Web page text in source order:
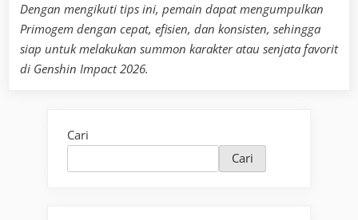
Dengan mengikuti tips ini, pemain dapat mengumpulkan
Primogem dengan cepat, efisien, dan konsisten, sehingga
siap untuk melakukan summon karakter atau senjata favorit
di Genshin Impact 2026.
Cari
Cari